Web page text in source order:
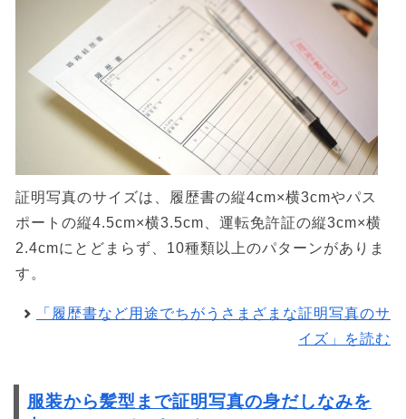
証明写真のサイズは、履歴書の縦4cm×横3cmやパス
ポートの縦4.5cm×横3.5cm、運転免許証の縦3cm×横
2.4cmにとどまらず、10種類以上のパターンがありま
す。
「履歴書など用途でちがうさまざまな証明写真のサ
イズ」を読む
服装から髪型まで証明写真の身だしなみを